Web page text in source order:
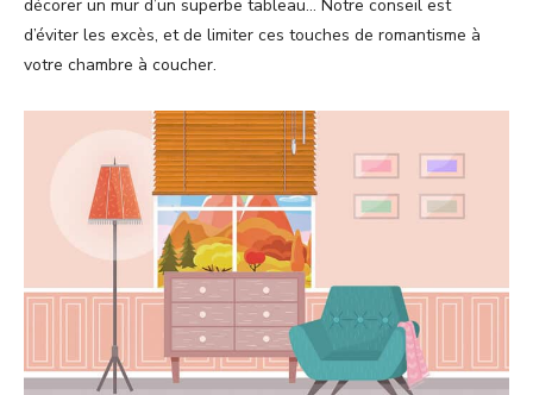
décorer un mur d’un superbe tableau… Notre conseil est
d’éviter les excès, et de limiter ces touches de romantisme à
votre chambre à coucher.